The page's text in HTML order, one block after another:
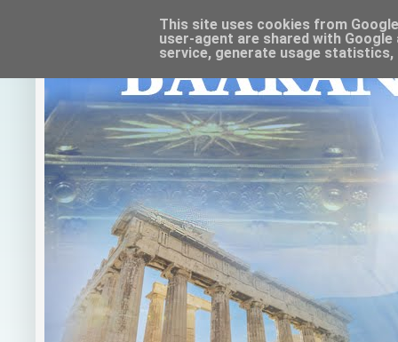
This site uses cookies from
user-agent are shared with
service, generate usage statistics,